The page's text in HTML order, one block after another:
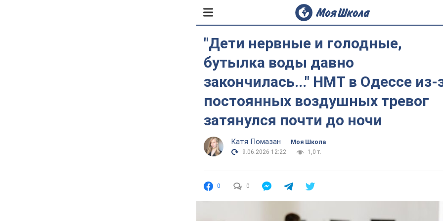
"Дети нервные и голодные,
бутылка воды давно
закончилась..." НМТ в Одессе из-
постоянных воздушных тревог
затянулся почти до ночи
Катя Помазан
Моя Школа
9.06.2026 12:22
1,0 т.
0 0